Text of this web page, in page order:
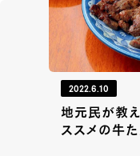
2022.6.10
地元民が教
ススメの牛